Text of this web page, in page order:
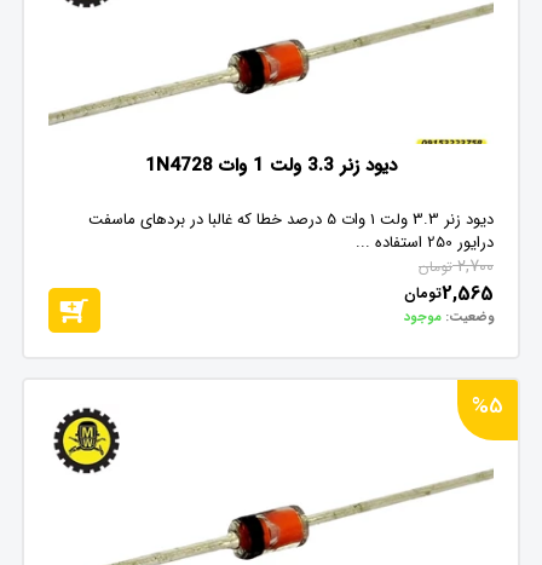
دیود زنر 3.3 ولت 1 وات 1N4728
دیود زنر 3.3 ولت 1 وات 5 درصد خطا که غالبا در بردهای ماسفت
درایور 250 استفاده ...
2,700 تومان
2,565تومان
وضعیت: موجود
%5